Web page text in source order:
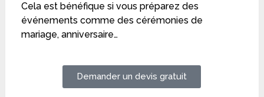
Cela est bénéfique si vous préparez des
événements comme des cérémonies de
mariage, anniversaire…
Demander un devis gratuit